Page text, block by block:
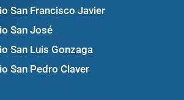
San Francisco Javier
San José
San Luis Gonzaga
San Pedro Claver